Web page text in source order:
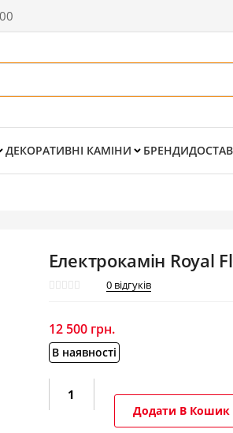
ДЕКОРАТИВНІ КАМІНИ БРЕНДИ
Електрокамін Royal
0відгуків
12 500 грн.
В наявності
Електрокамін
Royal
Додати В Кошик